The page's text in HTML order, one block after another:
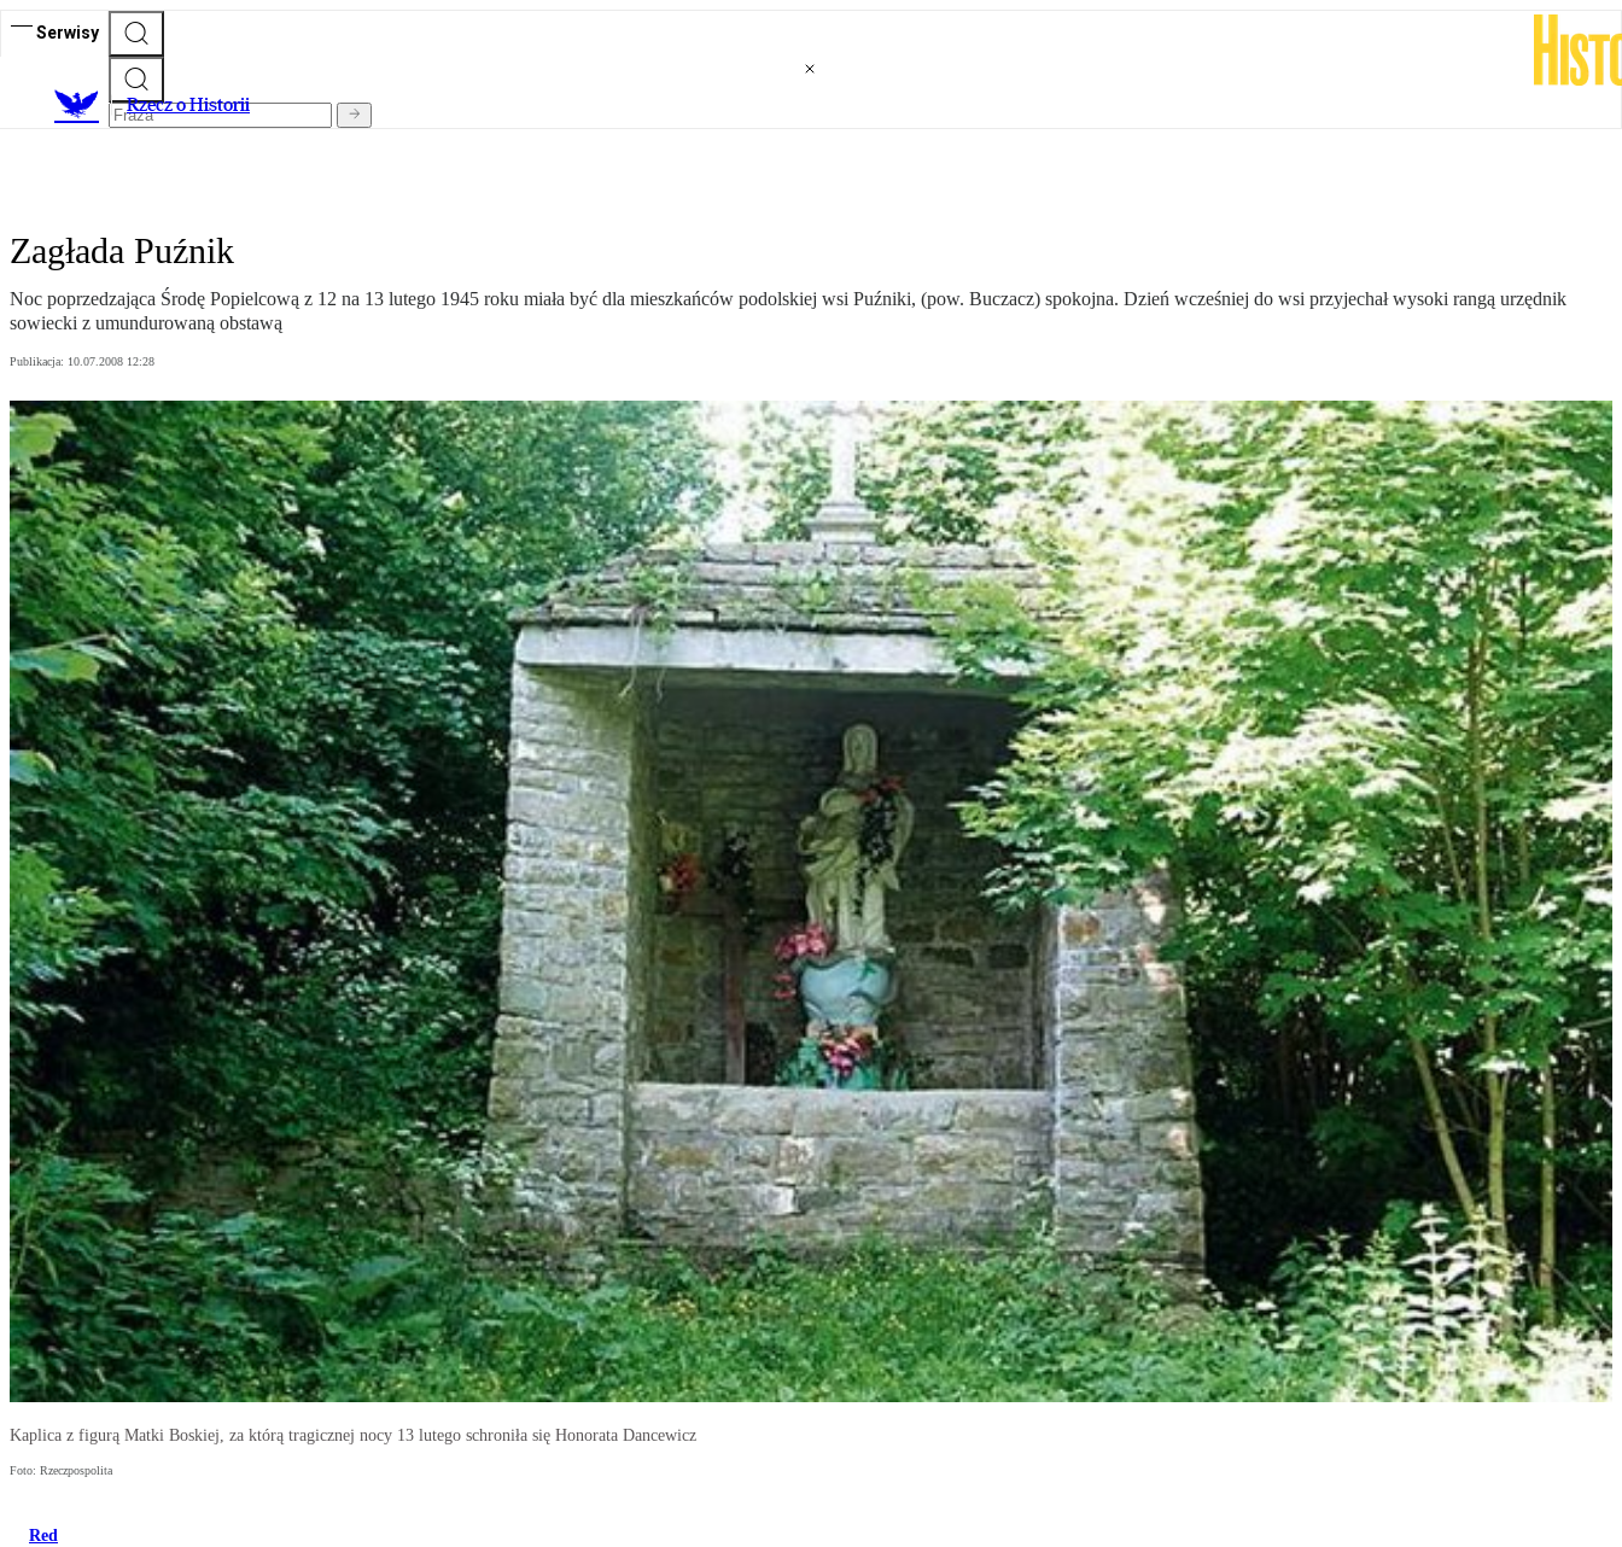
Serwisy
Rzecz o Historii
Zagłada Puźnik
Noc poprzedzająca Środę Popielcową z 12 na 13 lutego 1945 roku miała być dla mieszkańców podolskiej wsi Puźniki, (pow. Buczacz) spokojna. Dzień wcześniej do wsi przyjechał wysoki rangą urzędnik
sowiecki z umundurowaną obstawą
Publikacja: 10.07.2008 12:28
Kaplica z figurą Matki Boskiej, za którą tragicznej nocy 13 lutego schroniła się Honorata Dancewicz
Foto: Rzeczpospolita
Red